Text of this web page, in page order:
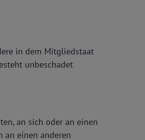
in dem Mitgliedstaat
unbeschadet
an sich oder an einen
an einen anderen